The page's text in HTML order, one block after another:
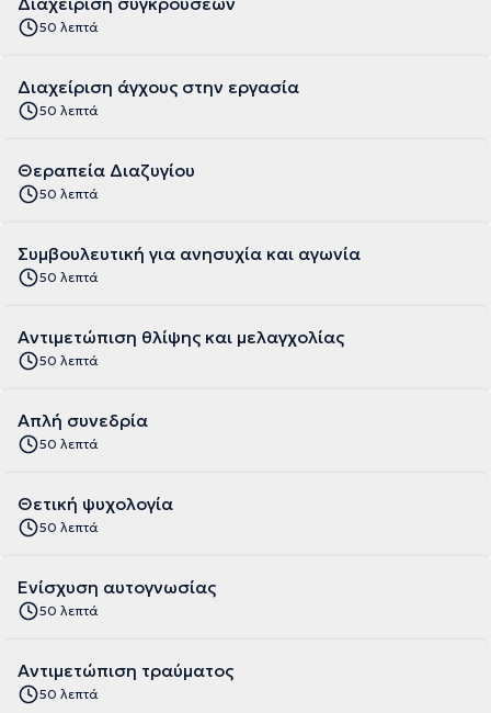
50 λεπτά
Διαχείριση άγχους στην εργασία
50 λεπτά
Θεραπεία Διαζυγίου
50 λεπτά
Συμβουλευτική για ανησυχία και αγωνία
50 λεπτά
Αντιμετώπιση θλίψης και μελαγχολίας
50 λεπτά
Απλή συνεδρία
50 λεπτά
Θετική ψυχολογία
50 λεπτά
Ενίσχυση αυτογνωσίας
50 λεπτά
Αντιμετώπιση τραύματος
50 λεπτά